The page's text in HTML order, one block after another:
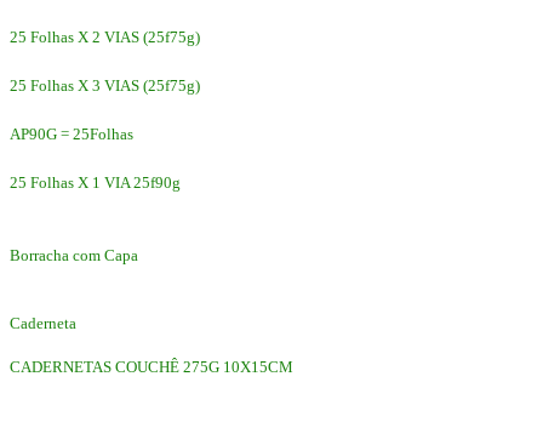
25 Folhas X 2 VIAS (25f75g)
25 Folhas X 3 VIAS (25f75g)
AP90G = 25Folhas
25 Folhas X 1 VIA 25f90g
Borracha com Capa
Caderneta
CADERNETAS COUCHÊ 275G 10X15CM